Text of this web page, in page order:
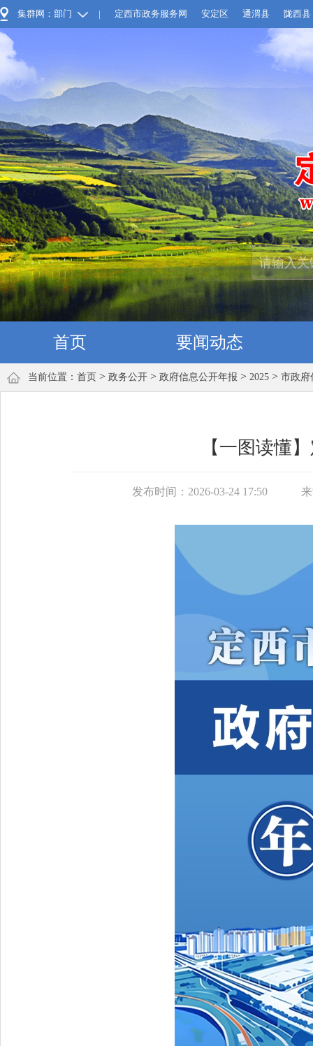
集群网：部门 | 定西市政务服务网 安定区 通渭县 陇西县
首页 要闻动态
当前位置： 首页 > 政务公开 > 政府信息公开年报 > 2025 > 市政府
【一图读懂
发布时间：2026-03-24 17:50